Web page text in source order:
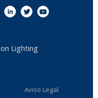
Lighting
Aviso Legal